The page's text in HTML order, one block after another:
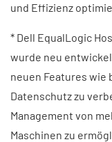
und Effizienz
* Dell EqualLogic
wurde neu
neuen Features
Datenschutz zu
Management von
Maschinen zu